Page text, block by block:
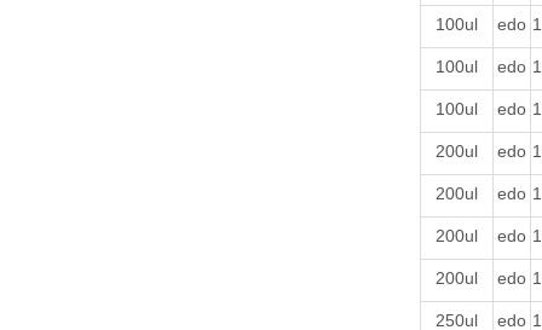
100ul edo
100ul edo
100ul edo
200ul edo
200ul edo
200ul edo
200ul edo
250ul edo